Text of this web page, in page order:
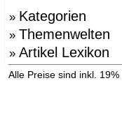
» Kategorien
» Themenwelten
» Artikel Lexikon
Alle Preise sind inkl.